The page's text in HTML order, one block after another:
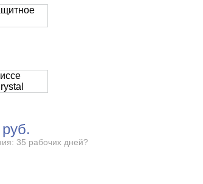
руб.
35 рабочих дней?